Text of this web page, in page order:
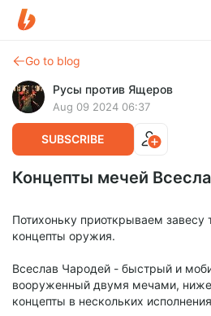
Go to blog
Русы против Ящеров
Aug 09 2024 06:37
SUBSCRIBE
Концепты мечей
Потихоньку приоткрываем
концепты оружия.
Всеслав Чародей - быстрый и
вооруженный двумя мечами,
концепты в нескольких